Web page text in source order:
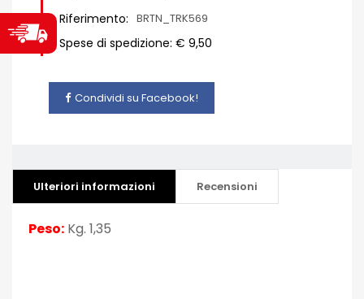
Riferimento: BRTN_TRK569
Spese di spedizione: € 9,50
Condividi su Facebook!
Ulteriori informazioni Recensioni
Peso: Kg. 1,35